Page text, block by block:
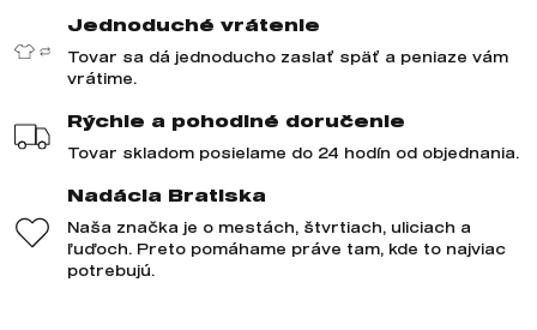
Jednoduché vrátenie
Tovar sa dá jednoducho zaslať späť a peniaze vám
vrátime.
Rýchle a pohodlné doručenie
Tovar skladom posielame do 24 hodín od objednania.
Nadácia Bratiska
Naša značka je o mestách, štvrtiach, uliciach a
ľuďoch. Preto pomáhame práve tam, kde to najviac
potrebujú.